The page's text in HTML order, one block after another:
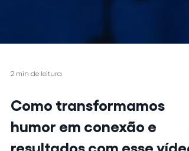
2 min de leitura
Como transformamos